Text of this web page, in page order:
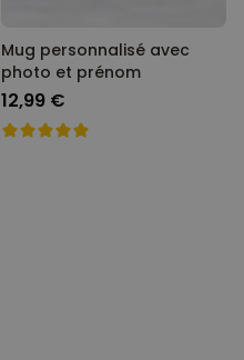
Mug personnalisé avec
photo et prénom
12,99 €